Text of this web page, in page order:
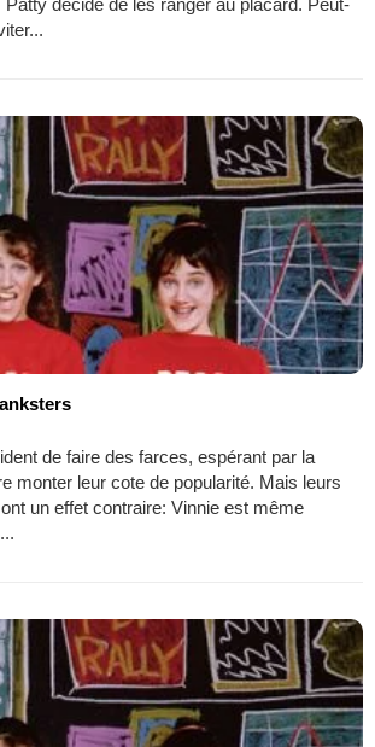
Patty décide de les ranger au placard. Peut-
de faire des farces, espérant par la
monter leur cote de popularité. Mais leurs
un effet contraire: Vinnie est même